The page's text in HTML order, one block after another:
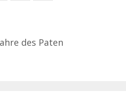
des Paten